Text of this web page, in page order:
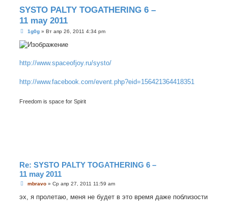
SYSTO PALTY TOGATHERING 6 –
11 may 2011
С
о
б
е
н
е
1g0g» Вт апр 26, 2011 4:34 pm
http://www.spaceofjoy.ru/systo/
http://www.facebook.com/event.php?eid=156421364418351
Freedom is space for Spirit
Re: SYSTO PALTY TOGATHERING 6 –
11 may 2011
С
о
б
mbravo» Ср апр 27, 2011 11:59 am
эх, я пролетаю, меня не будет в это время даже поблизости